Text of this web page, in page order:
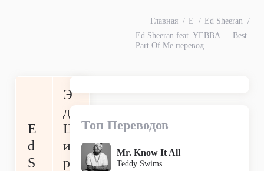
Главная E
Ed Sheeran
Ed Sheeran feat. YEBBA — Best
Part Of Me перевод
E
d
S
Э
д
Ш
и
ра
Топ Переводов
Mr. Know It All
Teddy Swims